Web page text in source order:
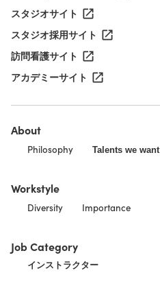
スタジオサイト
スタジオ採用サイト
訪問看護サイト
アカデミーサイト
About
Philosophy Talents we want
Workstyle
Diversity Importance
Job Category
インストラクター